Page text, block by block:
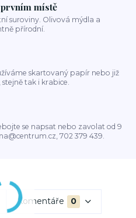
místě
suroviny. Olivová mýdla a
přírodní.
skartovaný papír nebo již
tak i krabice.
se napsat nebo zavolat od 9
702 379 439.
Komentáře 0